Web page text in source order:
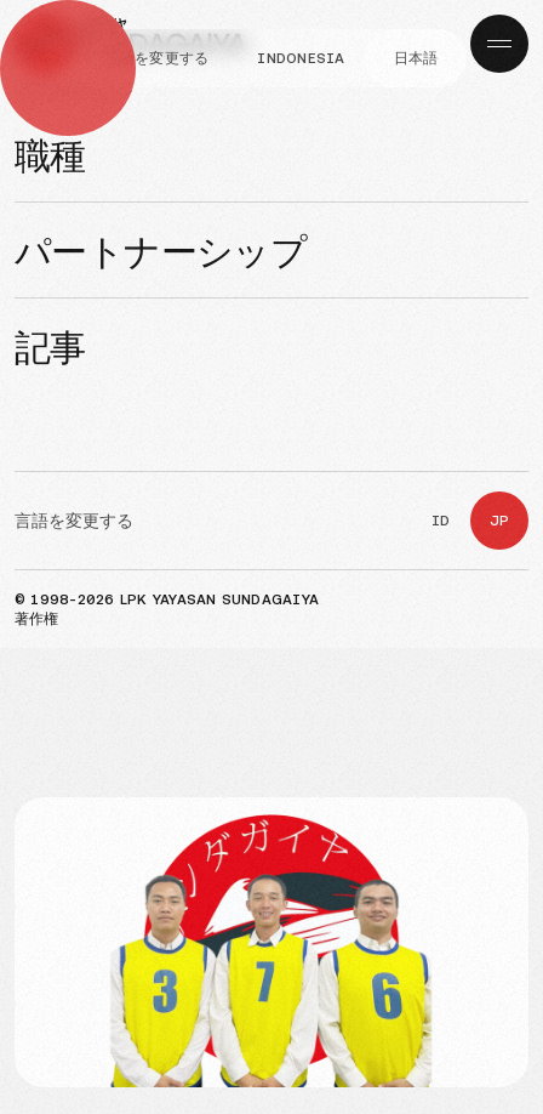
言語を変更する INDONESIA 日本語
ナビゲーション
職種
パートナーシップ
記事
言語を変更する ID JP
© 1998-2026 LPK YAYASAN SUNDAGAIYA
著作権
SUNS BRIGHTECH様面接
合格者
03, Sep 2025 Adi